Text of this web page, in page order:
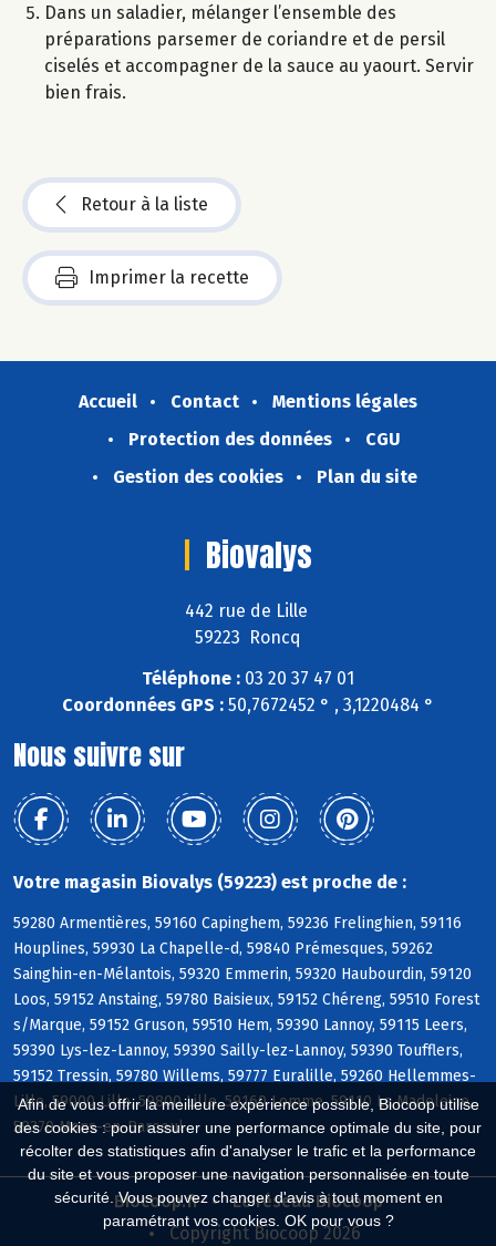
Afin de vous offrir la meilleure expérience possible, Biocoop utilise
des cookies : pour assurer une performance optimale du site, pour
récolter des statistiques afin d'analyser le trafic et la performance
du site et vous proposer une navigation personnalisée en toute
sécurité. Vous pouvez changer d'avis à tout moment en
paramétrant vos cookies. OK pour vous ?
Dans un saladier, mélanger l’ensemble des
préparations parsemer de coriandre et de persil
ciselés et accompagner de la sauce au yaourt. Servir
bien frais.
Retour à la liste
Imprimer la recette
Accueil Contact
Mentions légales
Protection des données
CGU
Gestion des cookies
Plan du site
Biovalys
442 rue de Lille
59223 Roncq
Téléphone : 03 20 37 47 01
Coordonnées GPS : 50,7672452 ° , 3,1220484 °
Nous suivre sur
Votre magasin Biovalys (59223) est proche de :
59280 Armentières, 59160 Capinghem, 59236 Frelinghien, 59116
Houplines, 59930 La Chapelle-d, 59840 Prémesques, 59262
Sainghin-en-Mélantois, 59320 Emmerin, 59320 Haubourdin, 59120
Loos, 59152 Anstaing, 59780 Baisieux, 59152 Chéreng, 59510 Forest
s/Marque, 59152 Gruson, 59510 Hem, 59390 Lannoy, 59115 Leers,
59390 Lys-lez-Lannoy, 59390 Sailly-lez-Lannoy, 59390 Toufflers,
59152 Tressin, 59780 Willems, 59777 Euralille, 59260 Hellemmes-
Lille, 59000 Lille, 59800 Lille, 59160 Lomme, 59110 La Madeleine,
59370 Mons-en-Baroeul
Biocoop.fr
Le réseau Biocoop
Copyright Biocoop 2026